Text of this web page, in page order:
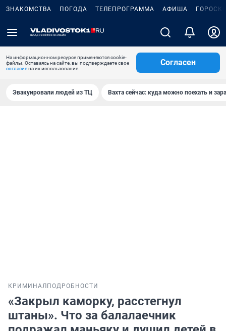
ЗНАКОМСТВА ПОГОДА ТЕЛЕПРОГРАММА АФИША
На информационном ресурсе применяются cookie-
файлы. Оставаясь на сайте, вы подтверждаете свое
согласиена их использование.
Согласен
Эвакуировали людей из ТЦ Вахта сейчас: куда можно поехать и
КРИМИНАЛ ПОДРОБНОСТИ
«Закрыл каморку, расстегнул
штаны». Что за балалаечник